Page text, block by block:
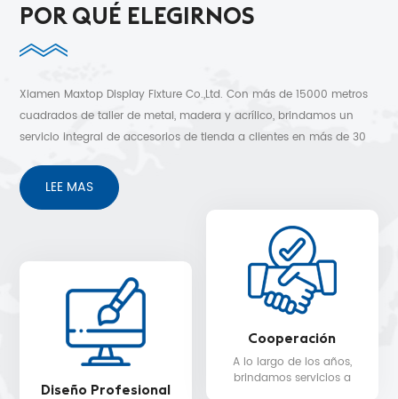
POR QUÉ ELEGIRNOS
Xiamen Maxtop Display Fixture Co.,Ltd. Con más de 15000 metros
cuadrados de taller de metal, madera y acrílico, brindamos un
servicio integral de accesorios de tienda a clientes en más de 30
después de los servicios de venta.
LEE MAS
Diseño Profesional
Cooperación
A lo largo de los años,
brindamos servicios a